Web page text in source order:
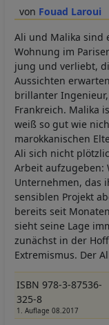
Fouad Laroui
Ali und Malika sind
Wohnung im
jung und verliebt,
Aussichten
brillanter
Frankreich. Malika
weiß so gut wie
marokkanischen
Ali sich nicht
Arbeit aufzugeben:
Unternehmen, das
sensiblen Projekt
bereits seit
sieht seine Lage
zunächst in der
Extremismus. Der
ISBN 978-3-87536-
325-8
1. Auflage 08.2017